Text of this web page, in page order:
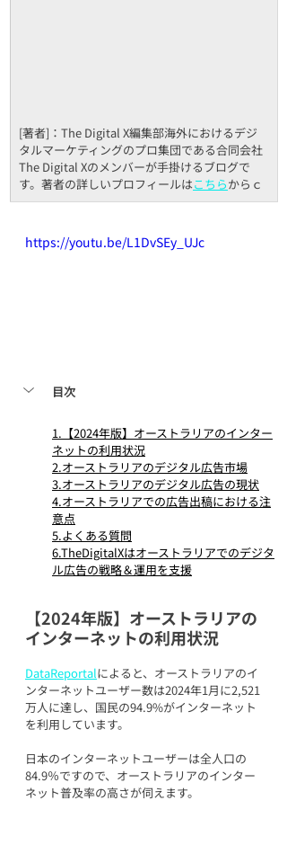
[著者]：The Digital X編集部海外におけるデジ
タルマーケティングのプロ集団である合同会社
The Digital Xのメンバーが手掛けるブログで
す。著者の詳しいプロフィールはこちらからｃ
https://youtu.be/L1DvSEy_UJc
目次
1.【2024年版】オーストラリアのインター
ネットの利用状況
2.オーストラリアのデジタル広告市場
3.オーストラリアのデジタル広告の現状
4.オーストラリアでの広告出稿における注
意点
5.よくある質問
6.TheDigitalXはオーストラリアでのデジタ
ル広告の戦略＆運用を支援
【2024年版】オーストラリアの
インターネットの利用状況
DataReportalによると、オーストラリアのイ
ンターネットユーザー数は2024年1月に2,521
万人に達し、国民の94.9%がインターネット
を利用しています。
日本のインターネットユーザーは全人口の
84.9％ですので、オーストラリアのインター
ネット普及率の高さが伺えます。